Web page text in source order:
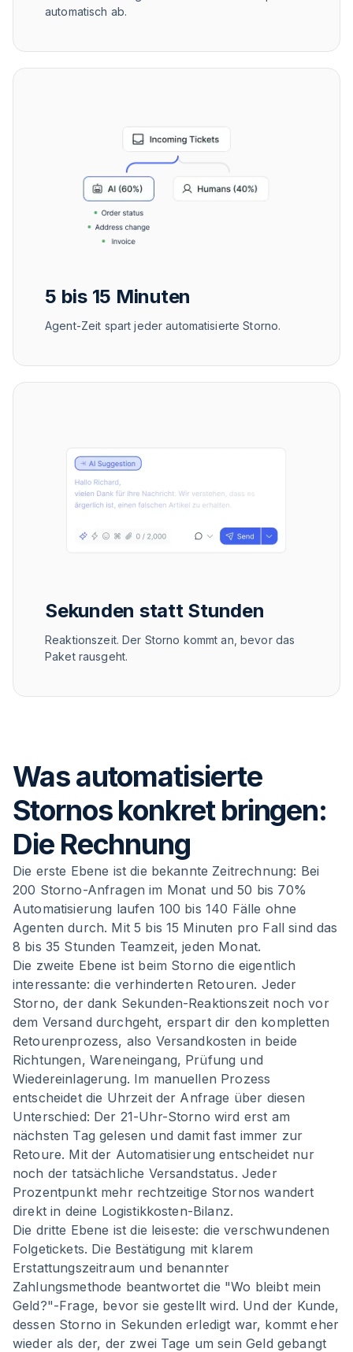
automatisch ab.
5 bis 15 Minuten
Agent-Zeit spart jeder automatisierte Storno.
Sekunden statt Stunden
Reaktionszeit. Der Storno kommt an, bevor das
Paket rausgeht.
Was automatisierte
Stornos konkret bringen:
Die Rechnung
Die erste Ebene ist die bekannte Zeitrechnung: Bei
200 Storno-Anfragen im Monat und 50 bis 70%
Automatisierung laufen 100 bis 140 Fälle ohne
Agenten durch. Mit 5 bis 15 Minuten pro Fall sind das
8 bis 35 Stunden Teamzeit, jeden Monat.
Die zweite Ebene ist beim Storno die eigentlich
interessante: die verhinderten Retouren. Jeder
Storno, der dank Sekunden-Reaktionszeit noch vor
dem Versand durchgeht, erspart dir den kompletten
Retourenprozess, also Versandkosten in beide
Richtungen, Wareneingang, Prüfung und
Wiedereinlagerung. Im manuellen Prozess
entscheidet die Uhrzeit der Anfrage über diesen
Unterschied: Der 21-Uhr-Storno wird erst am
nächsten Tag gelesen und damit fast immer zur
Retoure. Mit der Automatisierung entscheidet nur
noch der tatsächliche Versandstatus. Jeder
Prozentpunkt mehr rechtzeitige Stornos wandert
direkt in deine Logistikkosten-Bilanz.
Die dritte Ebene ist die leiseste: die verschwundenen
Folgetickets. Die Bestätigung mit klarem
Erstattungszeitraum und benannter
Zahlungsmethode beantwortet die "Wo bleibt mein
Geld?"-Frage, bevor sie gestellt wird. Und der Kunde,
dessen Storno in Sekunden erledigt war, kommt eher
wieder als der, der zwei Tage um sein Geld gebangt